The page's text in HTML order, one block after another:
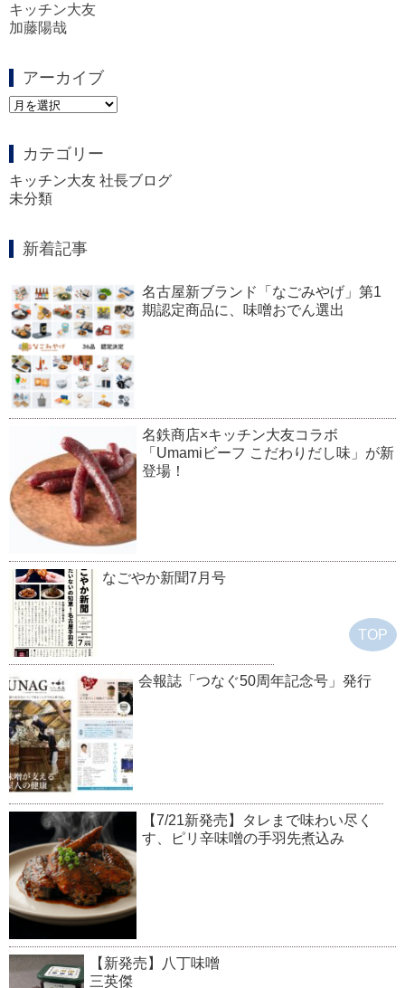
TOP
キッチン大友
加藤陽哉
アーカイブ
ア
ブ
カテゴリー
キッチン大友 社長ブログ
未分類
新着記事
名古屋新ブランド「なごみやげ」第1
期認定商品に、味噌おでん選出
名鉄商店×キッチン大友コラボ
「Umamiビーフ こだわりだし味」が新
登場！
なごやか新聞7月号
会報誌「つなぐ50周年記念号」発行
【7/21新発売】タレまで味わい尽く
す、ピリ辛味噌の手羽先煮込み
【新発売】八丁味噌
三英傑